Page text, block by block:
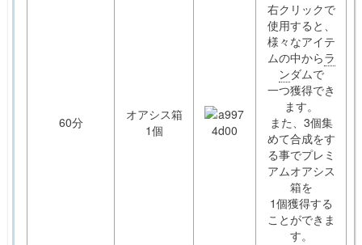
60分
オアシス箱
1個
右クリックで
使用すると、
様々なアイテ
ムの中からラ
ンダムで
一つ獲得でき
ます。
また、3個集
めて合成をす
る事でプレミ
アムオアシス
箱を
1個獲得する
ことができま
す。